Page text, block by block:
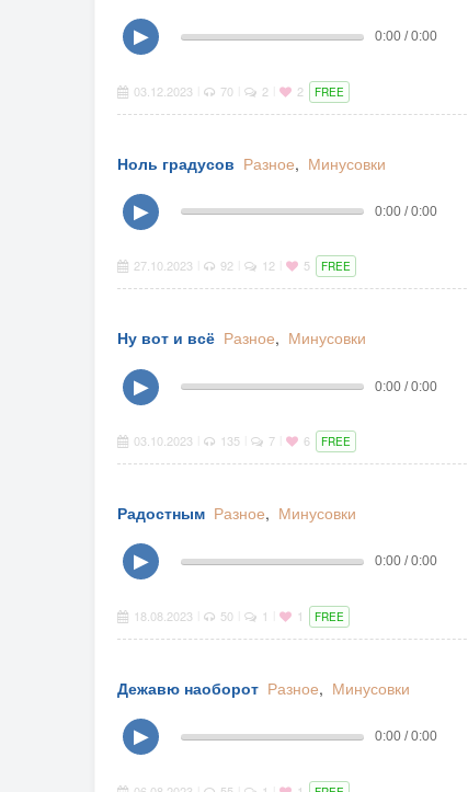
▶ 0:00 / 0:00
03.12.2023 70 2 2 FREE
Ноль градусов Разное, Минусовки
▶ 0:00 / 0:00
27.10.2023 92 12 5 FREE
Ну вот и всё Разное, Минусовки
▶ 0:00 / 0:00
03.10.2023 135 7 6 FREE
Радостным Разное, Минусовки
▶ 0:00 / 0:00
18.08.2023 50 1 1 FREE
Дежавю наоборот Разное, Минусовки
▶ 0:00 / 0:00